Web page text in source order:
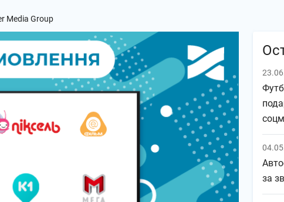
Media Group
за